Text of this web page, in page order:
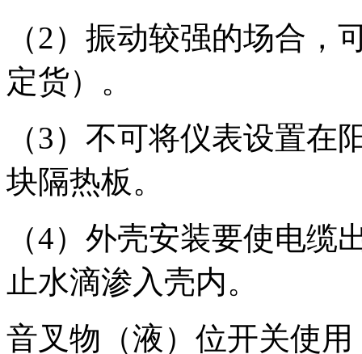
（2）振动较强的场合
定货）。
（3）不可将仪表设置
块隔热板。
（4）外壳安装要使电
止水滴渗入壳内。
音叉物（液）位开关使用